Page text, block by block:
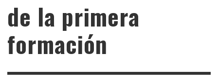
de la primera
formación